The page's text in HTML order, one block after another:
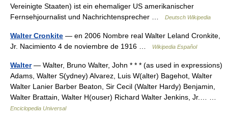
Vereinigte Staaten) ist ein ehemaliger US amerikanischer
Fernsehjournalist und Nachrichtensprecher …
Deutsch Wikipedia
Walter Cronkite — en 2006 Nombre real Walter Leland Cronkite,
Jr. Nacimiento 4 de noviembre de 1916 …
Wikipedia Español
Walter— Walter, Bruno Walter, John * * * (as used in expressions)
Adams, Walter S(ydney) Alvarez, Luis W(alter) Bagehot, Walter
Walter Lanier Barber Beaton, Sir Cecil (Walter Hardy) Benjamin,
Walter Brattain, Walter H(ouser) Richard Walter Jenkins, Jr.… …
Enciclopedia Universal